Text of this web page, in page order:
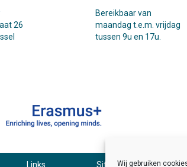
Wij gebruiken
26
Bereikbaar van
maandag t.e.m. vrijdag
tussen 9u en 17u.
Links Sitemap